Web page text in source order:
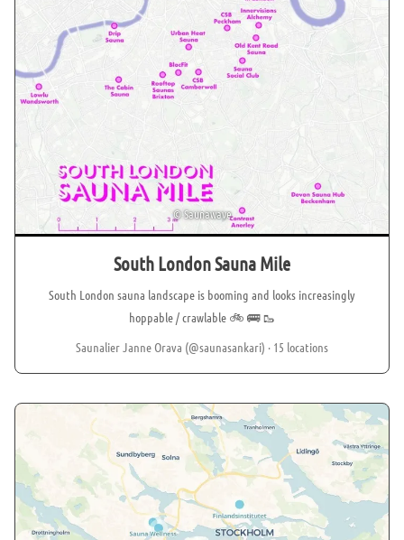
©Saunawave
South London Sauna Mile
South London sauna landscape is booming and looks increasingly
hoppable / crawlable 🚲 🚌 🥾
Saunalier Janne Orava (@saunasankari) · 15 locations